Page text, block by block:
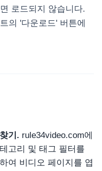
로드되지 않습니다.
의 '다운로드' 버튼에
기. rule34video.com에
고리 및 태그 필터를
여 비디오 페이지를 엽